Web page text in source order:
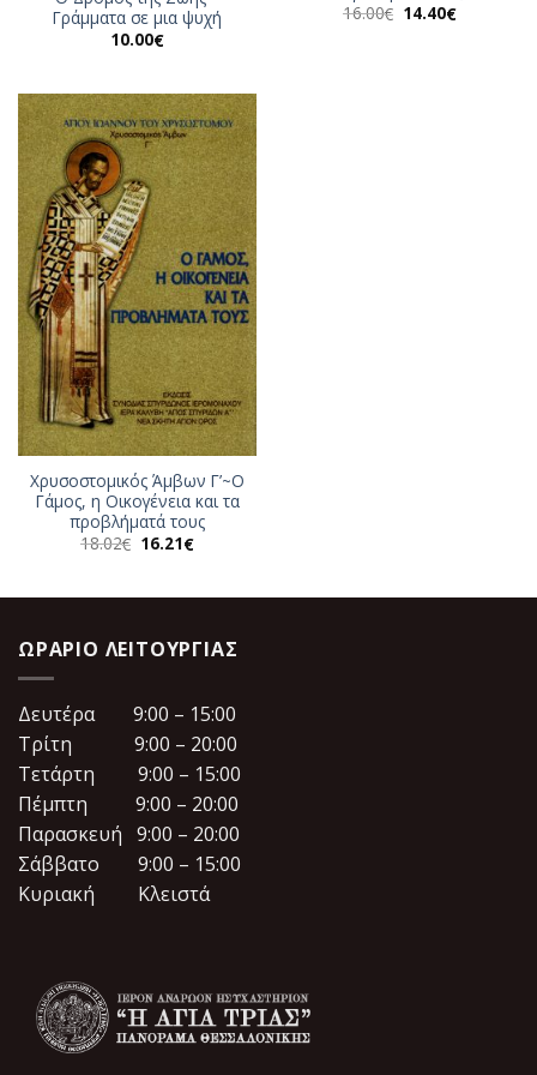
Γράμματα σε μια ψυχή
10.00€
16.00€ Original
14.40€Η
Χρυσοστομικός Άμβων Γ’~Ο
Γάμος, η Οικογένεια και τα
προβλήματά τους
18.02€ Original
price
16.21€Η
16.21€.
ΩΡΆΡΙΟ ΛΕΙΤΟΥΡΓΊΑΣ
Δευτέρα 9:00 – 15:00
Τρίτη 9:00 – 20:00
Τετάρτη 9:00 – 15:00
Πέμπτη 9:00 – 20:00
Παρασκευή 9:00 – 20:00
Σάββατο 9:00 – 15:00
Κυριακή Κλειστά